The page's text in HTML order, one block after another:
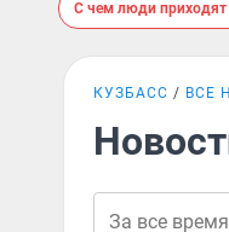
С чем люди приходят
КУЗБАСС ВСЕ